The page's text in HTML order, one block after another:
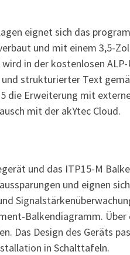
eignet sich das
und mit einem 3,5-
in der kostenlosen
strukturierter Text
die Erweiterung mit
mit der akYtec Cloud.
und das ITP15-M
und eignen
Balkendiagramm.
Das Design des Geräts
in Schalttafeln.